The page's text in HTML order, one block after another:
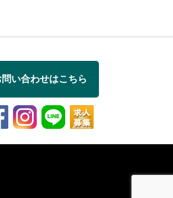
い合わせはこちら